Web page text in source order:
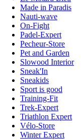
Made in Paradis
Nauti-wave
On-Fight
Padel-Expert
Pecheur-Store
Pet and Garden
Slowood Interior
Sneak'In
Sneakids
Sport is good
Training-Fit
Trek-Expert
Triathlon Expert
Vélo-Store
Winter Expert